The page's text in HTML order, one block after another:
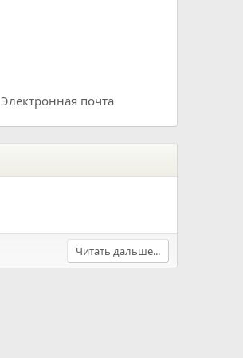
Электронная почта
Читать дальше...